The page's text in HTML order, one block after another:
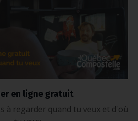
en ligne gratuit
à regarder quand tu veux et d'où